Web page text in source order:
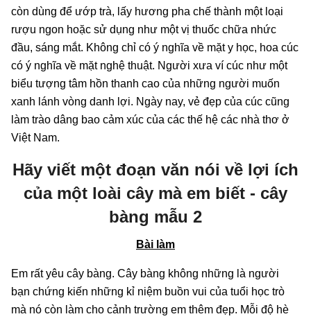
còn dùng để ướp trà, lấy hương pha chế thành một loại
rượu ngon hoặc sử dụng như một vị thuốc chữa nhức
đầu, sáng mắt. Không chỉ có ý nghĩa về mặt y học, hoa cúc
có ý nghĩa về mặt nghệ thuật. Người xưa ví cúc như một
biểu tượng tâm hồn thanh cao của những người muốn
xanh lánh vòng danh lợi. Ngày nay, vẻ đẹp của cúc cũng
làm trào dâng bao cảm xúc của các thế hệ các nhà thơ ở
Việt Nam.
Hãy viết một đoạn văn nói về lợi ích
của một loài cây mà em biết - cây
bàng mẫu 2
Bài làm
Em rất yêu cây bàng. Cây bàng không những là người
bạn chứng kiến những kỉ niệm buồn vui của tuổi học trò
mà nó còn làm cho cảnh trường em thêm đẹp. Mỗi độ hè